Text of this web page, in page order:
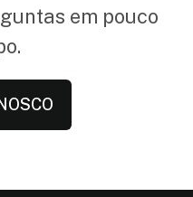
em pouco